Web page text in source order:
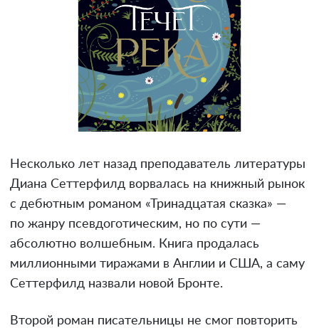
Несколько лет назад преподаватель литературы
Диана Сеттерфилд ворвалась на книжный рынок
с дебютным романом «Тринадцатая сказка» —
по жанру псевдоготическим, но по сути —
абсолютно волшебным. Книга продалась
миллионными тиражами в Англии и США, а саму
Сеттерфилд назвали новой Бронте.
Второй роман писательницы не смог повторить